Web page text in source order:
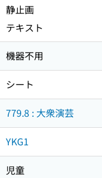
静止画
テキスト
機器不用
シート
779.8 : 大衆演芸
YKG1
児童